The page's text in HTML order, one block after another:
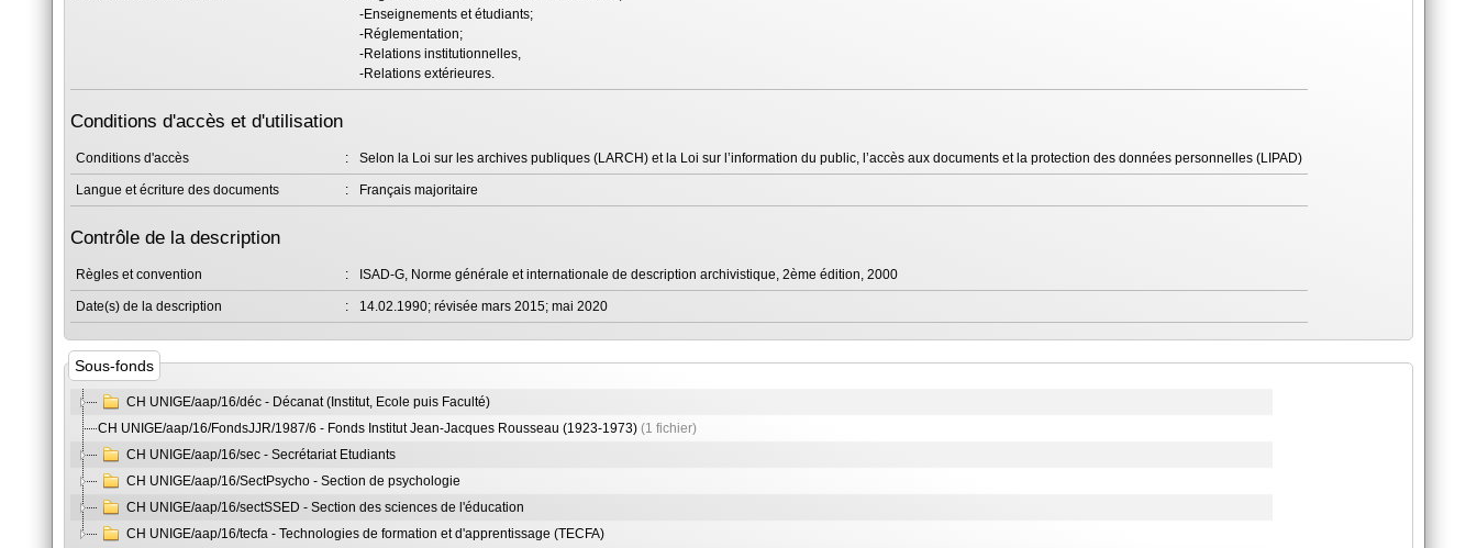
-Enseignements et étudiants;
-Réglementation;
-Relations institutionnelles,
-Relations extérieures.
Conditions d'accès et d'utilisation
Conditions d'accès : Selon la Loi sur les archives publiques (LARCH) et la Loi sur l’information du public, l’accès aux documents et la protection des données personnelles (LIPAD)
Langue et écriture des documents : Français majoritaire
Contrôle de la description
Règles et convention : ISAD-G, Norme générale et internationale de description archivistique, 2ème édition, 2000
Date(s) de la description : 14.02.1990; révisée mars 2015; mai 2020
Sous-fonds
CH UNIGE/aap/16/déc - Décanat (Institut, Ecole puis Faculté)
CH UNIGE/aap/16/FondsJJR/1987/6 - Fonds Institut Jean-Jacques Rousseau (1923-1973) (1 fichier)
CH UNIGE/aap/16/sec - Secrétariat Etudiants
CH UNIGE/aap/16/SectPsycho - Section de psychologie
CH UNIGE/aap/16/sectSSED - Section des sciences de l'éducation
CH UNIGE/aap/16/tecfa - Technologies de formation et d'apprentissage (TECFA)